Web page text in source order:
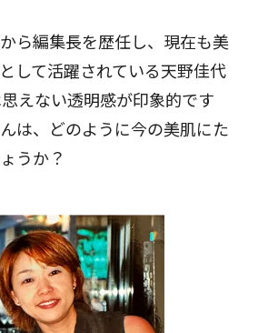
ら編集長を歴任し、現在も美
して活躍されている天野佳代
えない透明感が印象的です
は、どのように今の美肌にた
うか？